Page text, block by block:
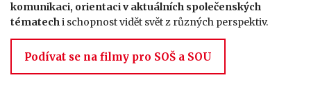
komunikaci, orientaci v aktuálních společenských
tématechi schopnost vidět svět z různých perspektiv.
Podívat se na filmy pro SOŠ a SOU